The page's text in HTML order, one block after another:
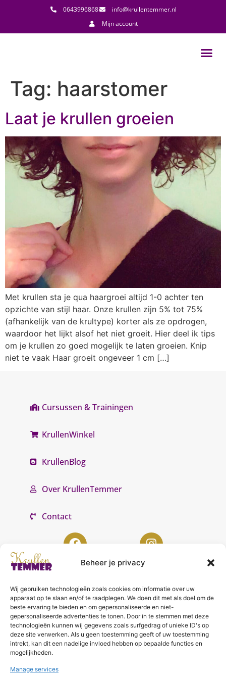
Beheer je privacy
Wij gebruiken technologieën zoals cookies om informatie over uw
apparaat op te slaan en/of te raadplegen. We doen dit met als doel om de
beste ervaring te bieden en om gepersonaliseerde en niet-
gepersonaliseerde advertenties te tonen. Door in te stemmen met deze
technologieën kunnen wij gegevens zoals surfgedrag of unieke ID's op
deze site verwerken. Als u geen toestemming geeft of uw toestemming
intrekt, kan dit een nadelige invloed hebben op bepaalde functies en
mogelijkheden.
Manage services
0643996868
info@krullentemmer.nl
Mijn account
Tag: haarstomer
Laat je krullen groeien
Met krullen sta je qua haargroei altijd 1-0 achter ten
opzichte van stijl haar. Onze krullen zijn 5% tot 75%
(afhankelijk van de krultype) korter als ze opdrogen,
waardoor het lijkt alsof het niet groeit. Hier deel ik tips
om je krullen zo goed mogelijk te laten groeien. Knip
niet te vaak Haar groeit ongeveer 1 cm […]
Cursussen & Trainingen
KrullenWinkel
KrullenBlog
Over KrullenTemmer
Contact
KrullenTemmer Lelystad
Punter 10 02
8242 DC Lelystad
0643996868